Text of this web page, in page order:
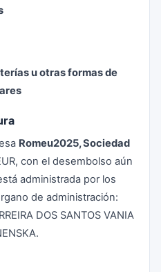
u otras formas de
Romeu2025, Sociedad
con el desembolso aún
administrada por los
de administración:
DOS SANTOS VANIA